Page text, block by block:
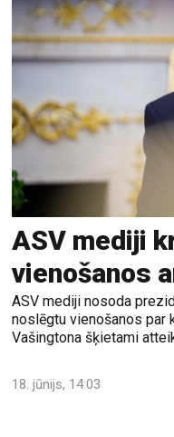
ASV mediji
vienošanos
ASV mediji nosoda
noslēgtu vienošanos par
Vašingtona šķietami
18. jūnijs, 14:03